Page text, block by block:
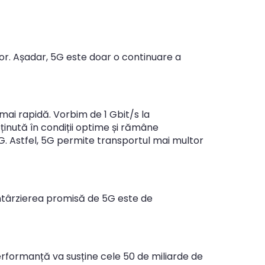
Așadar, 5G este doar o continuare a
rapidă. Vorbim de 1 Gbit/s la
în condiții optime și rămâne
Astfel, 5G permite transportul mai multor
promisă de 5G este de
va susține cele 50 de miliarde de